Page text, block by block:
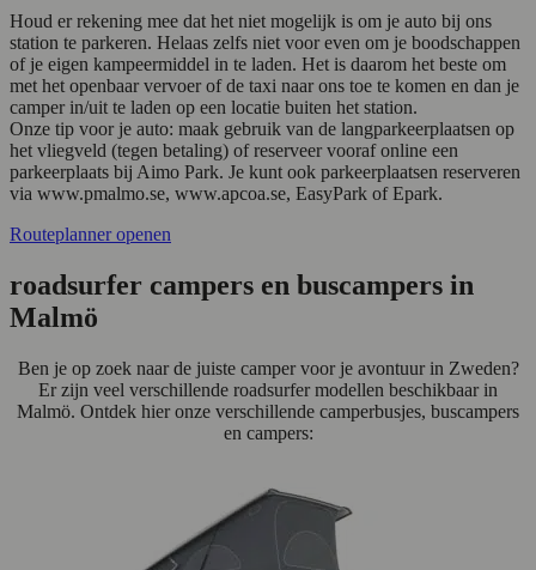
Houd er rekening mee dat het niet mogelijk is om je auto bij ons
station te parkeren. Helaas zelfs niet voor even om je boodschappen
of je eigen kampeermiddel in te laden. Het is daarom het beste om
met het openbaar vervoer of de taxi naar ons toe te komen en dan je
camper in/uit te laden op een locatie buiten het station.
Onze tip voor je auto: maak gebruik van de langparkeerplaatsen op
het vliegveld (tegen betaling) of reserveer vooraf online een
parkeerplaats bij Aimo Park. Je kunt ook parkeerplaatsen reserveren
via www.pmalmo.se, www.apcoa.se, EasyPark of Epark.
Routeplanner openen
roadsurfer campers en buscampers in
Malmö
Ben je op zoek naar de juiste camper voor je avontuur in Zweden?
Er zijn veel verschillende roadsurfer modellen beschikbaar in
Malmö. Ontdek hier onze verschillende camperbusjes, buscampers
en campers: